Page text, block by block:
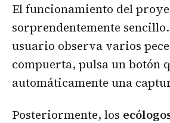
El funcionamiento del
sorprendentemente
usuario observa varios
compuerta, pulsa un botón
automáticamente una
Posteriormente, los